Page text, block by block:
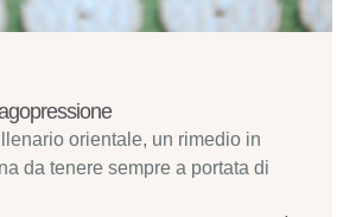
orientale, un rimedio in
da tenere sempre a portata di